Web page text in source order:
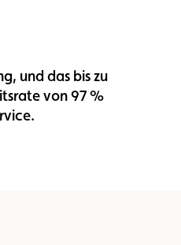
und das bis zu
von 97 %